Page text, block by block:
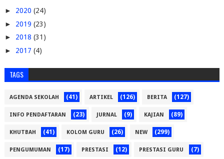
► 2020 (24)
► 2019 (23)
► 2018 (31)
► 2017 (4)
TAGS
AGENDA SEKOLAH (41) ARTIKEL (126) BERITA (127)
INFO PENDAFTARAN (23) JURNAL (9) KAJIAN (89)
KHUTBAH (41) KOLOM GURU (26) NEW (299)
PENGUMUMAN (17) PRESTASI (12) PRESTASI GURU (7)